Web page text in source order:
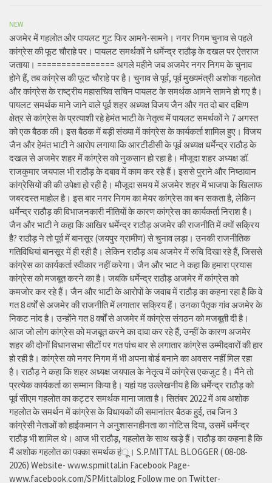
NEW
अजमेर में गहलोत और पायलट गुट फिर आमने-सामने। नगर निगम चुनाव से पहले
कांग्रेस की फूट चौराहे पर। पायलट समर्थकों ने धर्मेन्द्र राठौड़ के दखल पर ऐतराज
जताया। ================ अगले महीने जब अजमेर नगर निगम के चुनाव
होने हैं, तब कांग्रेस की फूट चौराहे पर है। चुनाव से पूर्व, पूर्व मुख्यमंत्री अशोक गहलोत
और कांग्रेस के राष्ट्रीय महासचिव सचिन पायलट के समर्थक आमने सामने हो गए है।
पायलट समर्थक माने जाने वाले पूर्व शहर अध्यक्ष विजय जैन और गत दो बार दक्षिण
क्षेत्र से कांग्रेस के प्रत्याशी रहे हेमंत भाटी के नेतृत्व में पायलट समर्थकों ने 7 अगस्त
को एक बैठक की। इस बैठक में बड़ी संख्या में कांग्रेस के कार्यकर्ता शामिल हुए। विजय
जैन और हेमंत भाटी ने आरोप लगाया कि आरटीडीसी के पूर्व अध्यक्ष धर्मेन्द्र राठौड़ के
दखल से अजमेर शहर में कांग्रेस को नुकसान हो रहा है। मौजूदा शहर अध्यक्ष डॉ.
राजकुमार जयपाल भी राठौड़ के दबाव में काम कर रहे हैं। इससे पुराने और निष्ठावान
कांग्रेसियों की की उपेक्षा हो रही है। मौजूदा समय में अजमेर शहर में भाजपा के खिलाफ
जबरदस्त माहोल है। इस बार नगर निगम का मेयर कांग्रेस का बन सकता है, लेकिन
धर्मेन्द्र राठौड़ की विभाजनकारी नीतियों के कारण कांग्रेस का कार्यकर्ता निराश है।
जैन और भाटी ने कहा कि आखिर धर्मेन्द्र राठौड़ अजमेर की राजनीति में क्यों सक्रिय
हैै? राठौड़ ने तो पूर्व में बानसूर (जयपुर ग्रामीण) से चुनाव लड़ा। उनकी राजनीतिक
गतिविधियां बानसूर में ही रही है। लेकिन राठौड़ अब अजमेर में रुचि दिखा रहे हैं, जिससे
कांग्रेस का कार्यकर्ता स्वीकार नहीं करेगा। जैन और भाट ने कहा कि हमारा प्रयास
कांग्रेस को मजबूत करने का है। जबकि धर्मेन्द्र राठौड़ अजमेर में कांग्रेस को
कमजोर कर रहे हैं। जैन और भाटी के आरोपों के जवाब में राठौड़ का कहना रहा है कि वे
गत 8 वर्षों से अजमेर की राजनीति में लगातार सक्रिय हैं। उनका पैतृक गांव अजमेर के
निकट नांद है। उन्होंने गत 8 वर्षों से अजमेर में कांग्रेस संगठन को मजबूती दी है।
आज जो लोग कांग्रेस को मजबूत करने का दावा कर रहे हैं, उन्हीं के कारण अजमेर
शहर की दोनों विधानसभा सीटों पर गत पांच बार से लगातार कांग्रेस उम्मीदवारों की हार
हो रही है। कांग्रेस को नगर निगम में भी अपना बोर्ड बनाने का अवसर नहीं मिल रहा
है। राठौड़ ने कहा कि शहर अध्यक्ष जयपाल के नेतृत्व में कांग्रेस एकजुट है। मैंने तो
प्रत्येक कार्यकर्ता का सम्मान किया है। यहां यह उल्लेखनीय है कि धर्मेन्द्र राठौड़ को
पूर्व सीएम गहलोत का कट्टर समर्थक माना जाता है। सितंबर 2022 में अब अशोक
गहलोत के समर्थन में कांग्रेस के विधायकों की समानांतर बैठक हुई, तब जिन 3
कांग्रेसी नेताओं को हाईकमान ने अनुशासनहीनता का नोटिस दिया, उसमें धर्मेन्द्र
राठौड़ भी शामिल थे। आज भी राठौड़, गहलोत के साथ खड़े हैं। राठौड़ का कहना है कि
मैं अशोक गहलोत का पक्का समर्थक हंू। S.P.MITTAL BLOGGER ( 08-08-
2026) Website- www.spmittal.in Facebook Page-
www.facebook.com/SPMittalblog Follow me on Twitter-